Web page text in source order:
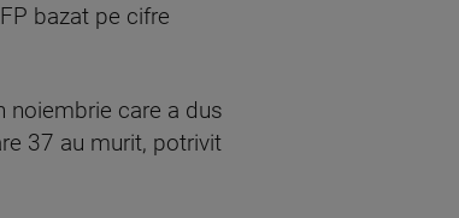
bazat pe cifre
noiembrie care a dus
37 au murit, potrivit